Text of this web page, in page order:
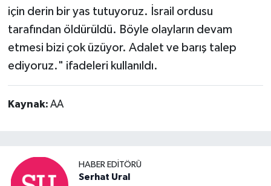
için derin bir yas tutuyoruz. İsrail ordusu
tarafından öldürüldü. Böyle olayların devam
etmesi bizi çok üzüyor. Adalet ve barış talep
ediyoruz." ifadeleri kullanıldı.
Kaynak: AA
HABER EDITÖRÜ
Serhat Ural